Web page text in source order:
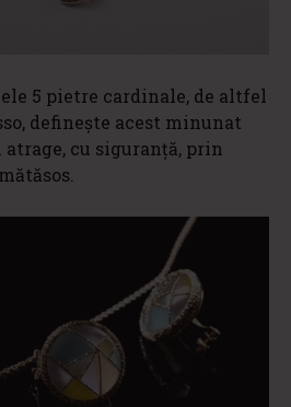
5 pietre cardinale, de altfel
definește acest minunat
cu siguranță, prin